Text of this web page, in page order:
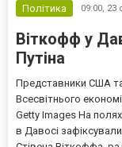
Політика 09:00, 23
Віткофф у
Путіна
Представники США
Всесвітнього
Getty Images На
в Давосі